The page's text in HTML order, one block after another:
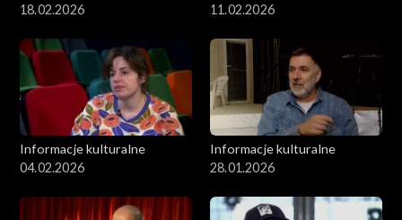
18.02.2026
11.02.2026
Informacje kulturalne
04.02.2026
Informacje kulturalne
28.01.2026